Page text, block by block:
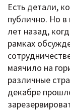
Есть детали,
публично. Но в
лет назад,
рамках
маячило на
различные
декабре